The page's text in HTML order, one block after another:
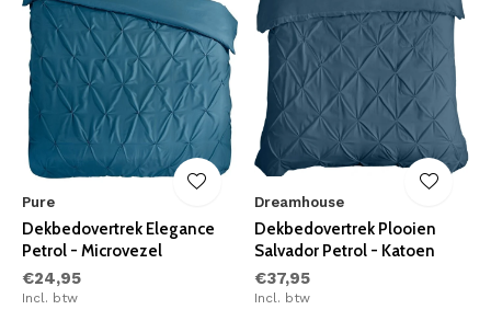
Pure
Dekbedovertrek Elegance
Petrol - Microvezel
€24,95
Incl. btw
Dreamhouse
Dekbedovertrek Plooien
Salvador Petrol - Katoen
€37,95
Incl. btw